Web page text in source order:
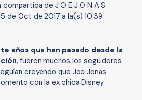
compartida de J O E J O N A S
de Oct de 2017 a la(s) 10:39
años que han pasado desde la
, fueron muchos los seguidores
creyendo que Joe Jonas
con la ex chica Disney.